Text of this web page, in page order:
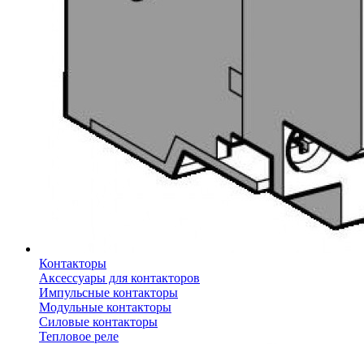
Контакторы
Аксессуары для контакторов
Импульсные контакторы
Модульные контакторы
Силовые контакторы
Тепловое реле